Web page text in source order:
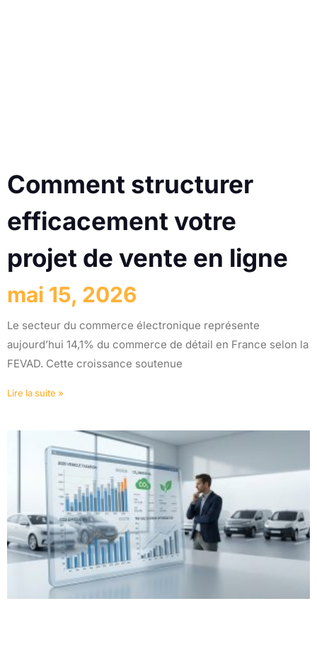
Comment structurer
efficacement votre
projet de vente en ligne
mai 15, 2026
Le secteur du commerce électronique représente
aujourd’hui 14,1% du commerce de détail en France selon la
FEVAD. Cette croissance soutenue
Lire la suite »